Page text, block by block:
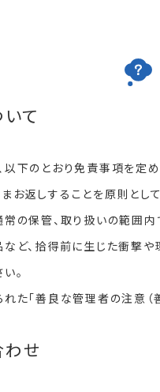
て
下のとおり免責事項を定め
返しすることを原則として
の保管、取り扱いの範囲
ど、拾得前に生じた衝撃
。
「善良な管理者の注意（善
せ